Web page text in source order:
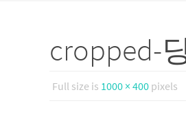
cropped-
Full size is 1000 × 400 pixels